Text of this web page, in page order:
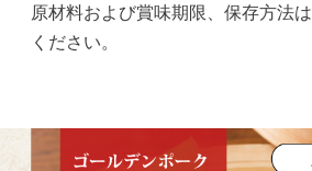
原材料および賞味期限、保存方法は
ください。